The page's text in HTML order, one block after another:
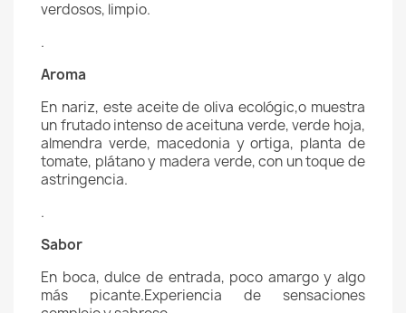
verdosos, limpio.
.
Aroma
En nariz, este aceite de oliva ecológic,o muestra
un frutado intenso de aceituna verde, verde hoja,
almendra verde, macedonia y ortiga, planta de
tomate, plátano y madera verde, con un toque de
astringencia.
.
Sabor
En boca, dulce de entrada, poco amargo y algo
más picante.Experiencia de sensaciones